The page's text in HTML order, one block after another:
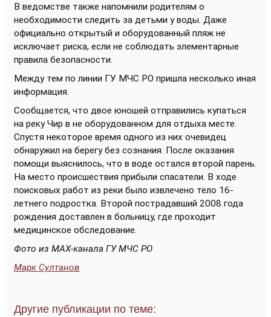
В ведомстве также напомнили родителям о
необходимости следить за детьми у воды. Даже
официально открытый и оборудованный пляж не
исключает риска, если не соблюдать элементарные
правила безопасности.
Между тем по линии ГУ МЧС РО пришла несколько иная
информация.
Сообщается, что двое юношей отправились купаться
на реку Чир в не оборудованном для отдыха месте.
Спустя некоторое время одного из них очевидец
обнаружил на берегу без сознания. После оказания
помощи выяснилось, что в воде остался второй парень.
На место происшествия прибыли спасатели. В ходе
поисковых работ из реки было извлечено тело 16-
летнего подростка. Второй пострадавший 2008 года
рождения доставлен в больницу, где проходит
медицинское обследование.
Фото из МАХ-канала ГУ МЧС РО
Марк Султанов
Другие публикации по теме: